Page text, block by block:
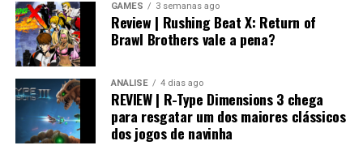
Visualmente, o jogo impressiona bastante.
NoNintendo Switch 2
praticamente não fica devendo em relação às versões de
PlayStation 5 e Xbox, entregando uma experiência
muito próxima dos consoles mais potentes.
GAMES 3 semanas ago
Review | Rushing Beat X: Return of
Brawl Brothers vale a pena?
ANÁLISE 4 dias ago
REVIEW | R-Type Dimensions 3 chega
para resgatar um dos maiores clássicos
dos jogos de navinha